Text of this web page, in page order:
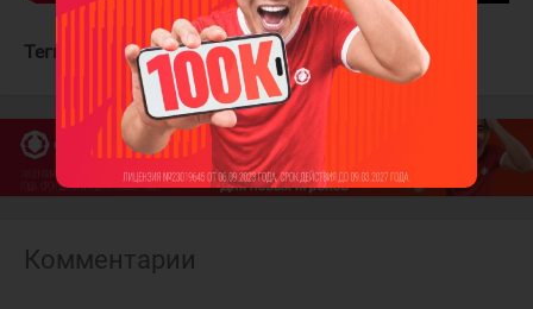
Теги: Нэшвилл Предаторз Тампа-Бэй Лайтнинг
Комментарии